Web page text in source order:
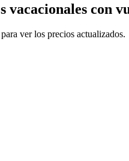
vacacionales con
ver los precios actualizados.